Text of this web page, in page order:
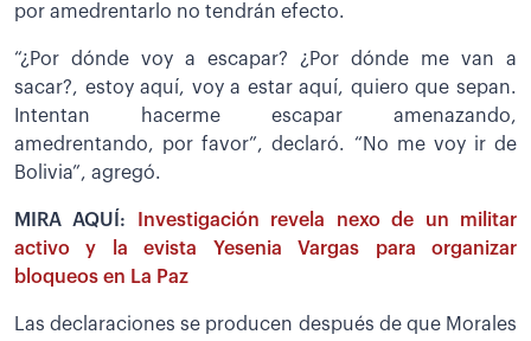
por amedrentarlo no tendrán efecto.
“¿Por dónde voy a escapar? ¿Por dónde me van a
sacar?, estoy aquí, voy a estar aquí, quiero que sepan.
Intentan hacerme escapar amenazando,
amedrentando, por favor”, declaró. “No me voy ir de
Bolivia”, agregó.
MIRA AQUÍ:
Investigación revela nexo de un militar
activo y la evista Yesenia Vargas para organizar
bloqueos en La Paz
Las declaraciones se producen después de que Morales